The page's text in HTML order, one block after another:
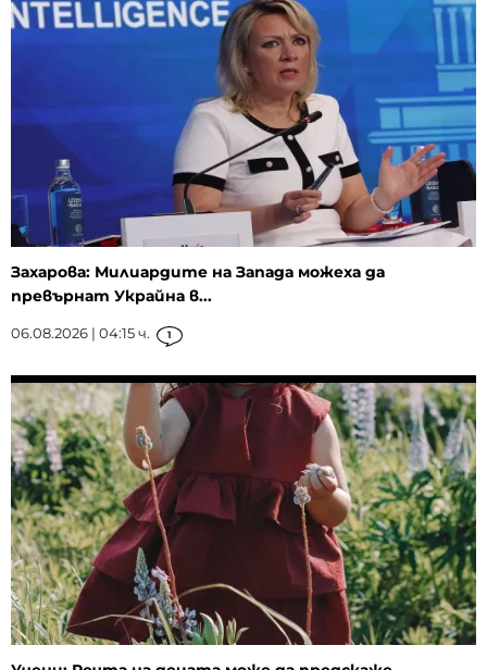
Захарова: Милиардите на Запада можеха да
превърнат Украйна в...
06.08.2026 | 04:15 ч. 1